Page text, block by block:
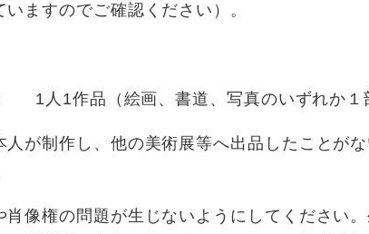
ますのでご確認ください）。
人1作品（絵画、書道、写真のいずれか１
が制作し、他の美術展等へ出品したことが
像権の問題が生じないようにしてください